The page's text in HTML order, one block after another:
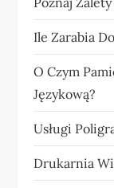
Ile Zarabia
O Czym
Językową?
Usługi
Drukarnia